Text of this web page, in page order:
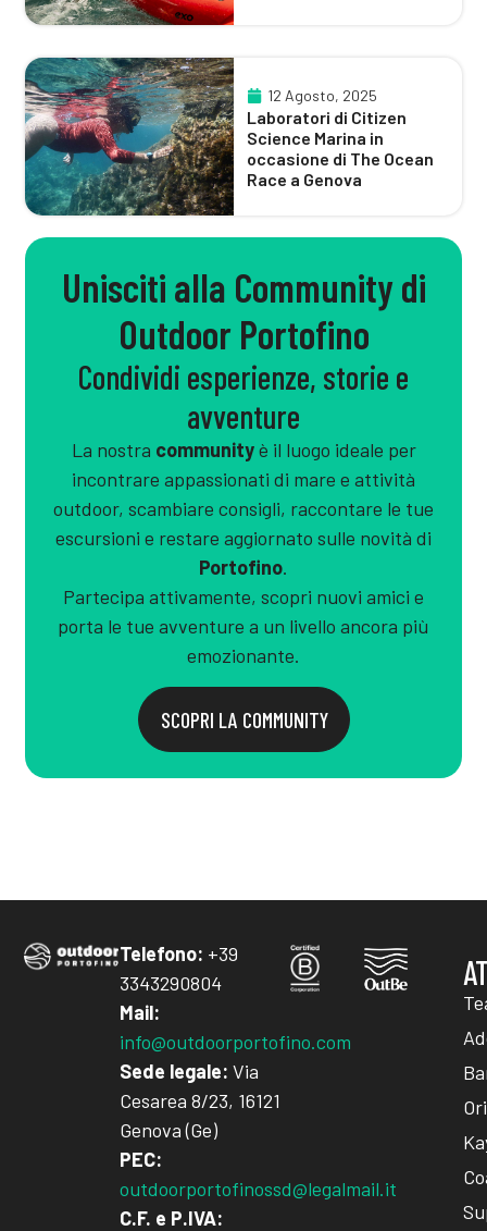
12 Agosto, 2025
Laboratori di Citizen
Science Marina in
occasione di The Ocean
Race a Genova
Unisciti alla Community di
Outdoor Portofino
Condividi esperienze, storie e
avventure
La nostra communityè il luogo ideale per
incontrare appassionati di mare e attività
outdoor, scambiare consigli, raccontare le tue
escursioni e restare aggiornato sulle novità di
Portofino.
Partecipa attivamente, scopri nuovi amici e
porta le tue avventure a un livello ancora più
emozionante.
SCOPRI LA COMMUNITY
Telefono: +39
3343290804
Mail:
info@outdoorportofino.com
Sede legale: Via
Cesarea 8/23, 16121
Genova (Ge)
PEC:
outdoorportofinossd@legalmail.it
C.F. e P.IVA: